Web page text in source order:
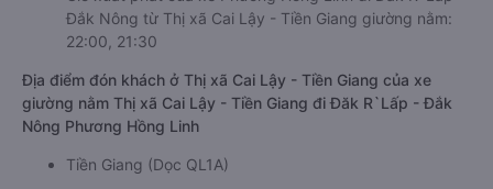
Đắk Nông từ Thị xã Cai Lậy - Tiền Giang giường nằm:
22:00, 21:30
Địa điểm đón khách ở Thị xã Cai Lậy - Tiền Giang của xe
giường nằm Thị xã Cai Lậy - Tiền Giang đi Đăk R`Lấp - Đắk
Nông Phương Hồng Linh
Tiền Giang (Dọc QL1A)